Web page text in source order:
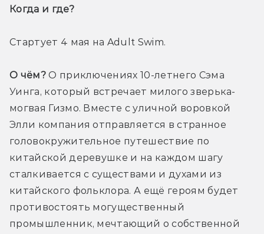
Когда и где?
Стартует 4 мая на Adult Swim.
О чём? О приключениях 10-летнего Сэма
Уинга, который встречает милого зверька-
могвая Гизмо. Вместе с уличной воровкой
Элли компания отправляется в странное
головокружительное путешествие по
китайской деревушке и на каждом шагу
сталкивается с существами и духами из
китайского фольклора. А ещё героям будет
противостоять могущественный
промышленник, мечтающий о собственной